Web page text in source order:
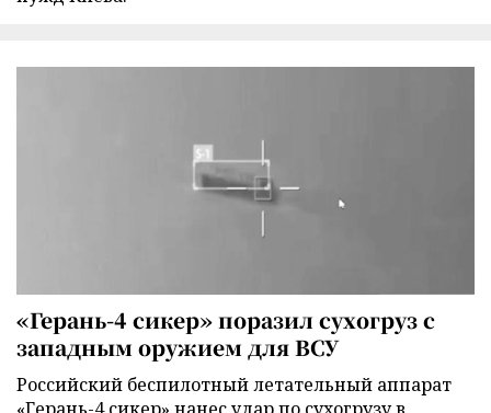
«Герань-4 сикер» поразил сухогруз с
западным оружием для ВСУ
Российский беспилотный летательный аппарат